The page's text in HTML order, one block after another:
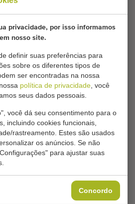
privacidade, por isso informamos
nosso site.
definir suas preferências para
sobre os diferentes tipos de
ser encontradas na nossa
política de privacidade , você
seus dados pessoais.
você dá seu consentimento para o
incluindo cookies funcionais,
rastreamento. Estes são usados
os anúncios. Se não
para ajustar suas
Concordo
disponível? Preencha aqui os
atuais de cookies bloqueiam
as suas configurações de
DE COOKIES